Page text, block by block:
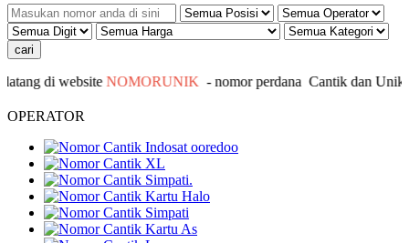
di websiteNOMORUNIK- nomorperdana Cantik dan Unik -
OPERATOR